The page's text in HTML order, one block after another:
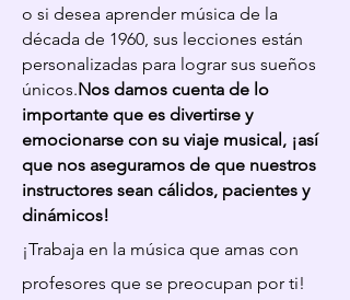
o si desea aprender música de la
década de 1960, sus lecciones están
personalizadas para lograr sus sueños
únicos.Nos damos cuenta de lo
importante que es divertirse y
emocionarse con su viaje musical, ¡así
que nos aseguramos de que nuestros
instructores sean cálidos, pacientes y
dinámicos!
¡Trabaja en la música que amas con
profesores que se preocupan por ti!